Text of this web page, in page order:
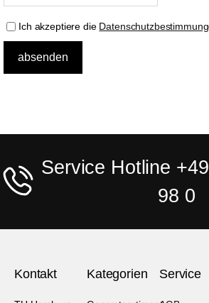
Ich akzeptiere die
Service Hotline
98 0
Kontakt Kategorien Service